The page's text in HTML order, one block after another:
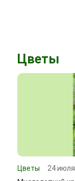
Цветы
Цветы 24 июля